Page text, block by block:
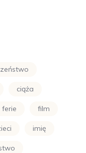
ciąża
ferie film
imię